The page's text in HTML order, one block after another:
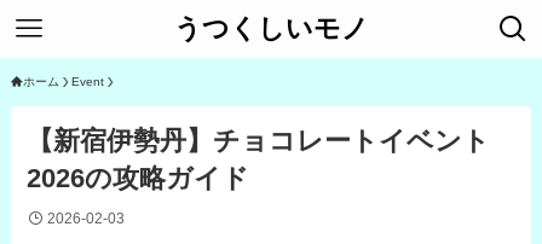
うつくしいモノ
ホーム Event
【新宿伊勢丹】チョコレートイベント
2026の攻略ガイド
2026-02-03